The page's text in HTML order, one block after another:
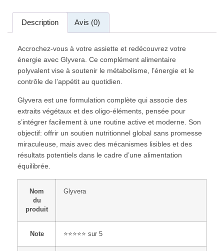
Description Avis (0)
Accrochez-vous à votre assiette et redécouvrez votre
énergie avec Glyvera. Ce complément alimentaire
polyvalent vise à soutenir le métabolisme, l’énergie et le
contrôle de l’appétit au quotidien.
Glyvera est une formulation complète qui associe des
extraits végétaux et des oligo-éléments, pensée pour
s’intégrer facilement à une routine active et moderne. Son
objectif: offrir un soutien nutritionnel global sans promesse
miraculeuse, mais avec des mécanismes lisibles et des
résultats potentiels dans le cadre d’une alimentation
équilibrée.
Nom
du
produit
Glyvera
Note ⭐⭐⭐⭐⭐ sur 5